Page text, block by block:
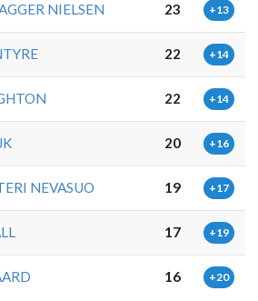
NIELSEN 23 +13
22 +14
22 +14
20 +16
NEVASUO 19 +17
17 +19
16 +20